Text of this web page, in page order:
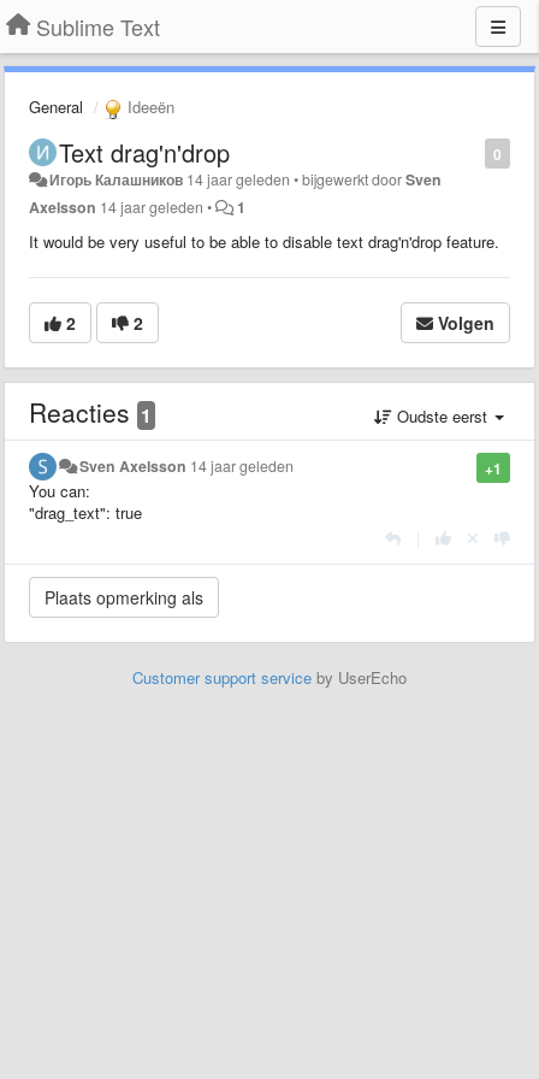
Sublime Text
General Ideeën
0
Text drag'n'drop
Игорь Калашников 14 jaar geleden •bijgewerkt doorSven
Axelsson 14 jaar geleden • 1
It would be very useful to be able to disable text drag'n'drop feature.
2 2 Volgen
Reacties 1 Oudste eerst
+1
Sven Axelsson 14 jaar geleden
You can:
"drag_text": true
Customer support service by UserEcho